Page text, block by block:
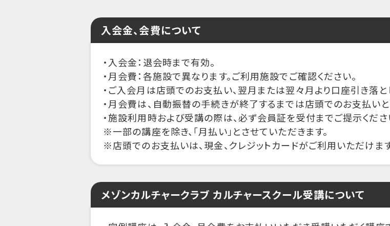
入会金、会費について
・入会金：退会時まで有効。
・月会費：各施設で異なります。ご利用施設でご確認ください。
・ご入会月は店頭でのお支払い、翌月または翌々月より口座引き落と
・月会費は、自動振替の手続きが終了するまでは店頭でのお支払いと
・施設利用時および受講の際は、必ず会員証を受付までご提示くださ
※一部の講座を除き、「月払い」とさせていただきます。
※店頭でのお支払いは、現金、クレジットカードがご利用いただけます
メゾンカルチャークラブ カルチャースクール受講について